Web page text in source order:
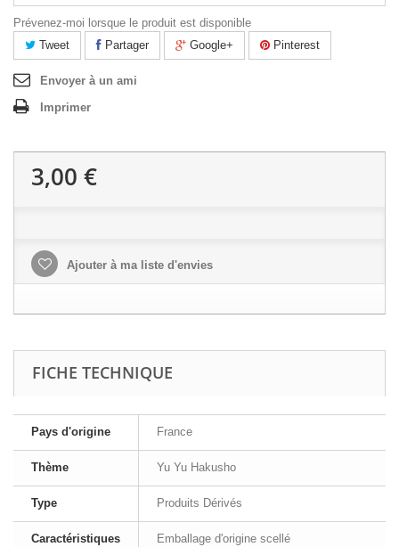
Prévenez-moi lorsque le produit est disponible
Tweet
Partager Google+ Pinterest
Envoyer à un ami
Imprimer
3,00 €
Ajouter à ma liste d'envies
FICHE TECHNIQUE
Pays d'origine France
Thème Yu Yu Hakusho
Type Produits Dérivés
Caractéristiques Emballage d'origine scellé